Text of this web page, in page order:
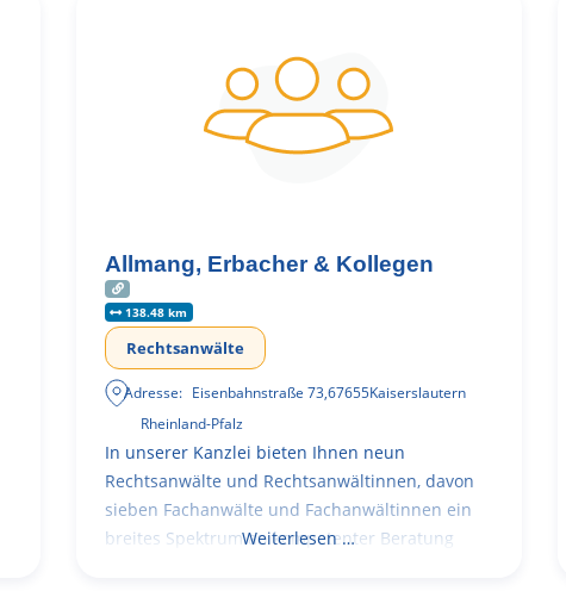
Allmang, Erbacher & Kollegen
138.48 km
Rechtsanwälte
Adresse: Eisenbahnstraße 73,67655Kaiserslautern
Rheinland-Pfalz
In unserer Kanzlei bieten Ihnen neun
Rechtsanwälte und Rechtsanwältinnen, davon
sieben Fachanwälte und Fachanwältinnen ein
breites Spektrum an kompetenter Beratung
Weiterlesen …